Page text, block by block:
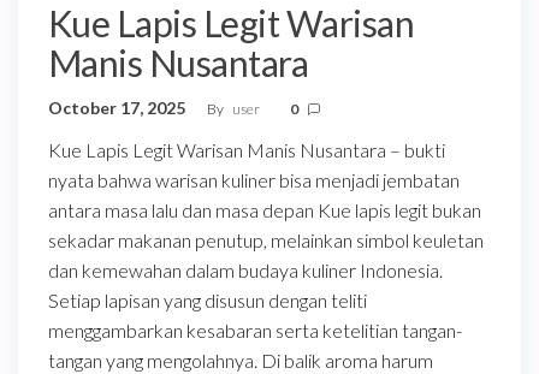
Kue Lapis Legit Warisan
Manis Nusantara
October 17, 2025 By user 0
Kue Lapis Legit Warisan Manis Nusantara – bukti
nyata bahwa warisan kuliner bisa menjadi jembatan
antara masa lalu dan masa depan Kue lapis legit bukan
sekadar makanan penutup, melainkan simbol keuletan
dan kemewahan dalam budaya kuliner Indonesia.
Setiap lapisan yang disusun dengan teliti
menggambarkan kesabaran serta ketelitian tangan-
tangan yang mengolahnya. Di balik aroma harum